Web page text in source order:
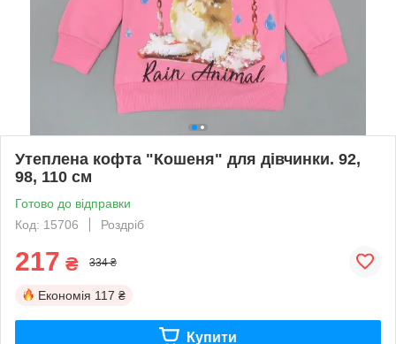
Утеплена кофта "Кошеня" для дівчинки. 92,
98, 110 см
Готово до відправки
Код: 15706
Роздріб
217 ₴ 334 ₴
Економія 117 ₴
Купити